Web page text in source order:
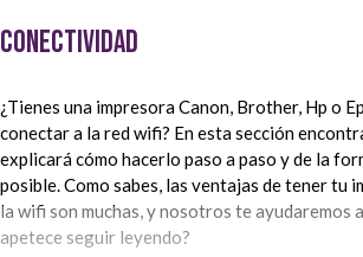
Conectividad
¿Tienes una impresora Canon, Brother, Hp o
conectar a la red wifi? En esta sección
explicará cómo hacerlo paso a paso y de la
posible. Como sabes, las ventajas de tener tu
la wifi son muchas, y nosotros te ayudaremos
apetece seguir leyendo?